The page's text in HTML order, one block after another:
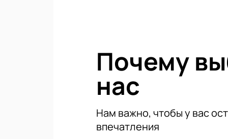
Почему
нас
Нам важно, чтобы у вас
впечатления